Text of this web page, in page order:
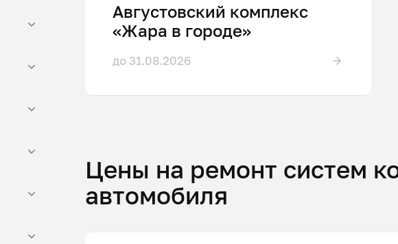
Августовский комплекс
«Жара в городе»
до 31.08.2026
Цены на ремонт систем
автомобиля